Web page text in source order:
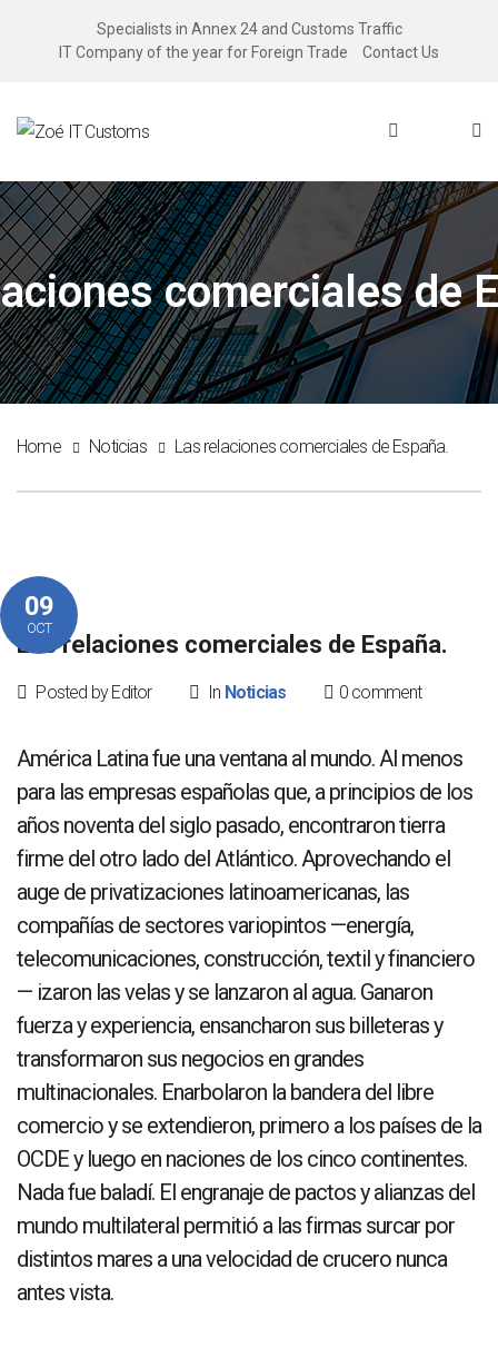
Specialists in Annex 24 and Customs Traffic
IT Company of the year for Foreign Trade
Contact Us
comerciales de
Home Noticias Las relaciones comerciales de España.
09
OCT
Las relaciones comerciales de España.
Posted by Editor In Noticias 0 comment
América Latina fue una ventana al mundo. Al menos
para las empresas españolas que, a principios de los
años noventa del siglo pasado, encontraron tierra
firme del otro lado del Atlántico. Aprovechando el
auge de privatizaciones latinoamericanas, las
compañías de sectores variopintos —energía,
telecomunicaciones, construcción, textil y financiero
— izaron las velas y se lanzaron al agua. Ganaron
fuerza y experiencia, ensancharon sus billeteras y
transformaron sus negocios en grandes
multinacionales. Enarbolaron la bandera del libre
comercio y se extendieron, primero a los países de la
OCDE y luego en naciones de los cinco continentes.
Nada fue baladí. El engranaje de pactos y alianzas del
mundo multilateral permitió a las firmas surcar por
distintos mares a una velocidad de crucero nunca
antes vista.